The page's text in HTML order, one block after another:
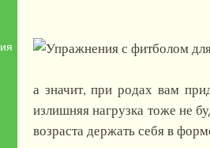
а значит, при родах вам
излишняя нагрузка тоже не
возраста держать себя в